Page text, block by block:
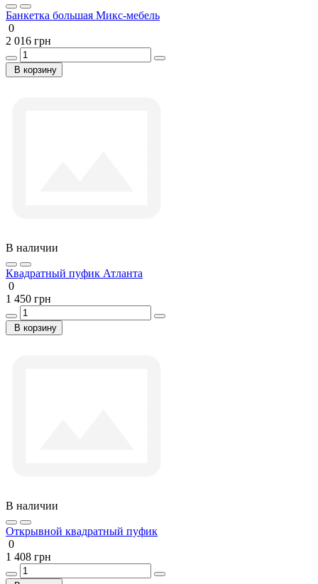
Банкетка большая Микс-мебель
0
2 016 грн
В корзину
В наличии
Квадратный пуфик Атланта
0
1 450 грн
В корзину
В наличии
Открывной квадратный пуфик
0
1 408 грн